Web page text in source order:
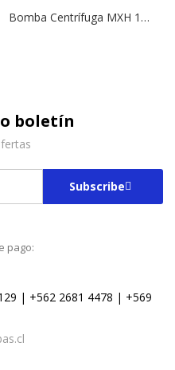
Bomba Centrífuga MXH 1606 | 5,5 HP | 380 V.
boletín
Subscribe
pago:
| +562 2681 4478 | +569